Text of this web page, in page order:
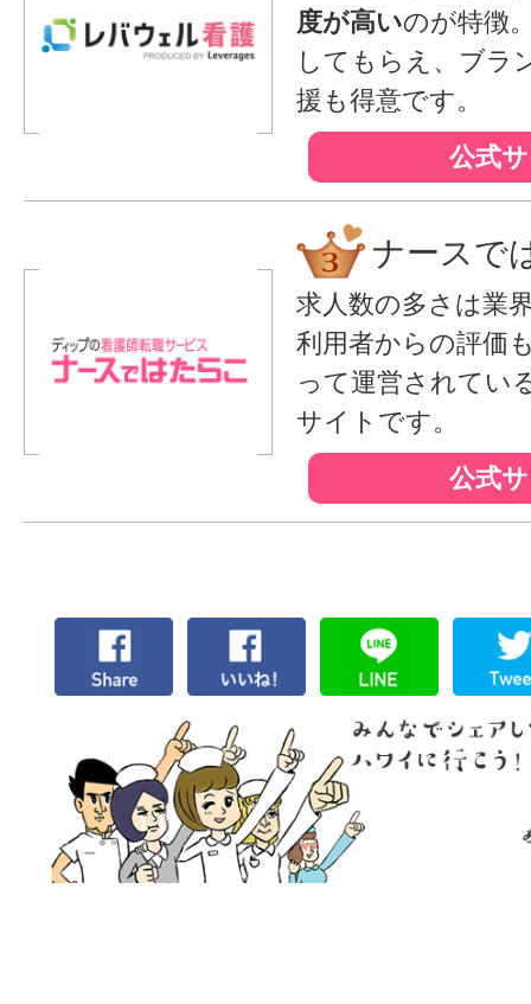
度が高いのが特徴
してもらえ、ブラ
援も得意です。
公式
ナースで
求人数の多さは業
利用者からの評価
って運営されてい
サイトです。
公式